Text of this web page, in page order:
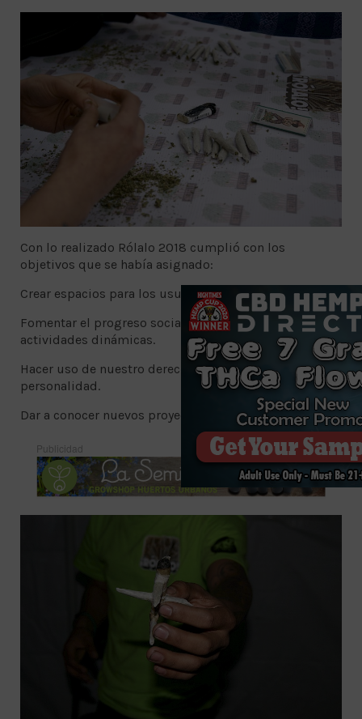
Con lo realizado Rólalo 2018 cumplió con los
objetivos que se había asignado:
Crear espacios para los usuarios de cannabis.
Fomentar el progreso social y cultural a través de
actividades dinámicas.
Hacer uso de nuestro derechos al libre desarrollo de la
personalidad.
Dar a conocer nuevos proyectos a favor del cannabis.